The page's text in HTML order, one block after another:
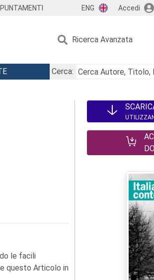
ENG Accedi
Ricerca Avanzata
Cerca:
le facili
questo Articolo in